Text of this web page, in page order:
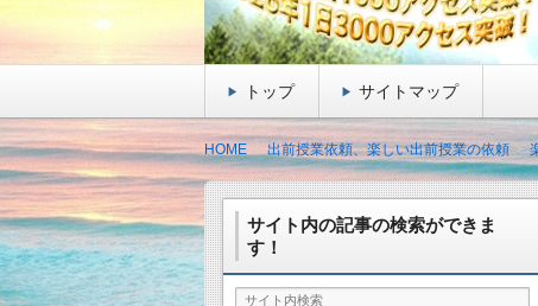
トップ サイトマップ
HOME 出前授業依頼、楽しい出前授業の依頼
サイト内の記事の検索ができま
す！